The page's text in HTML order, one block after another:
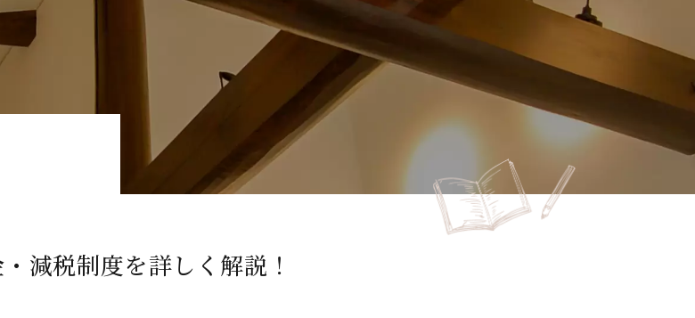
減税制度を詳しく解説！